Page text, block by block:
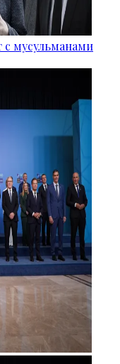
с мусульманами